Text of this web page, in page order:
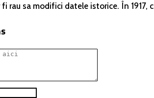
fi rau sa modifici datele istorice. În